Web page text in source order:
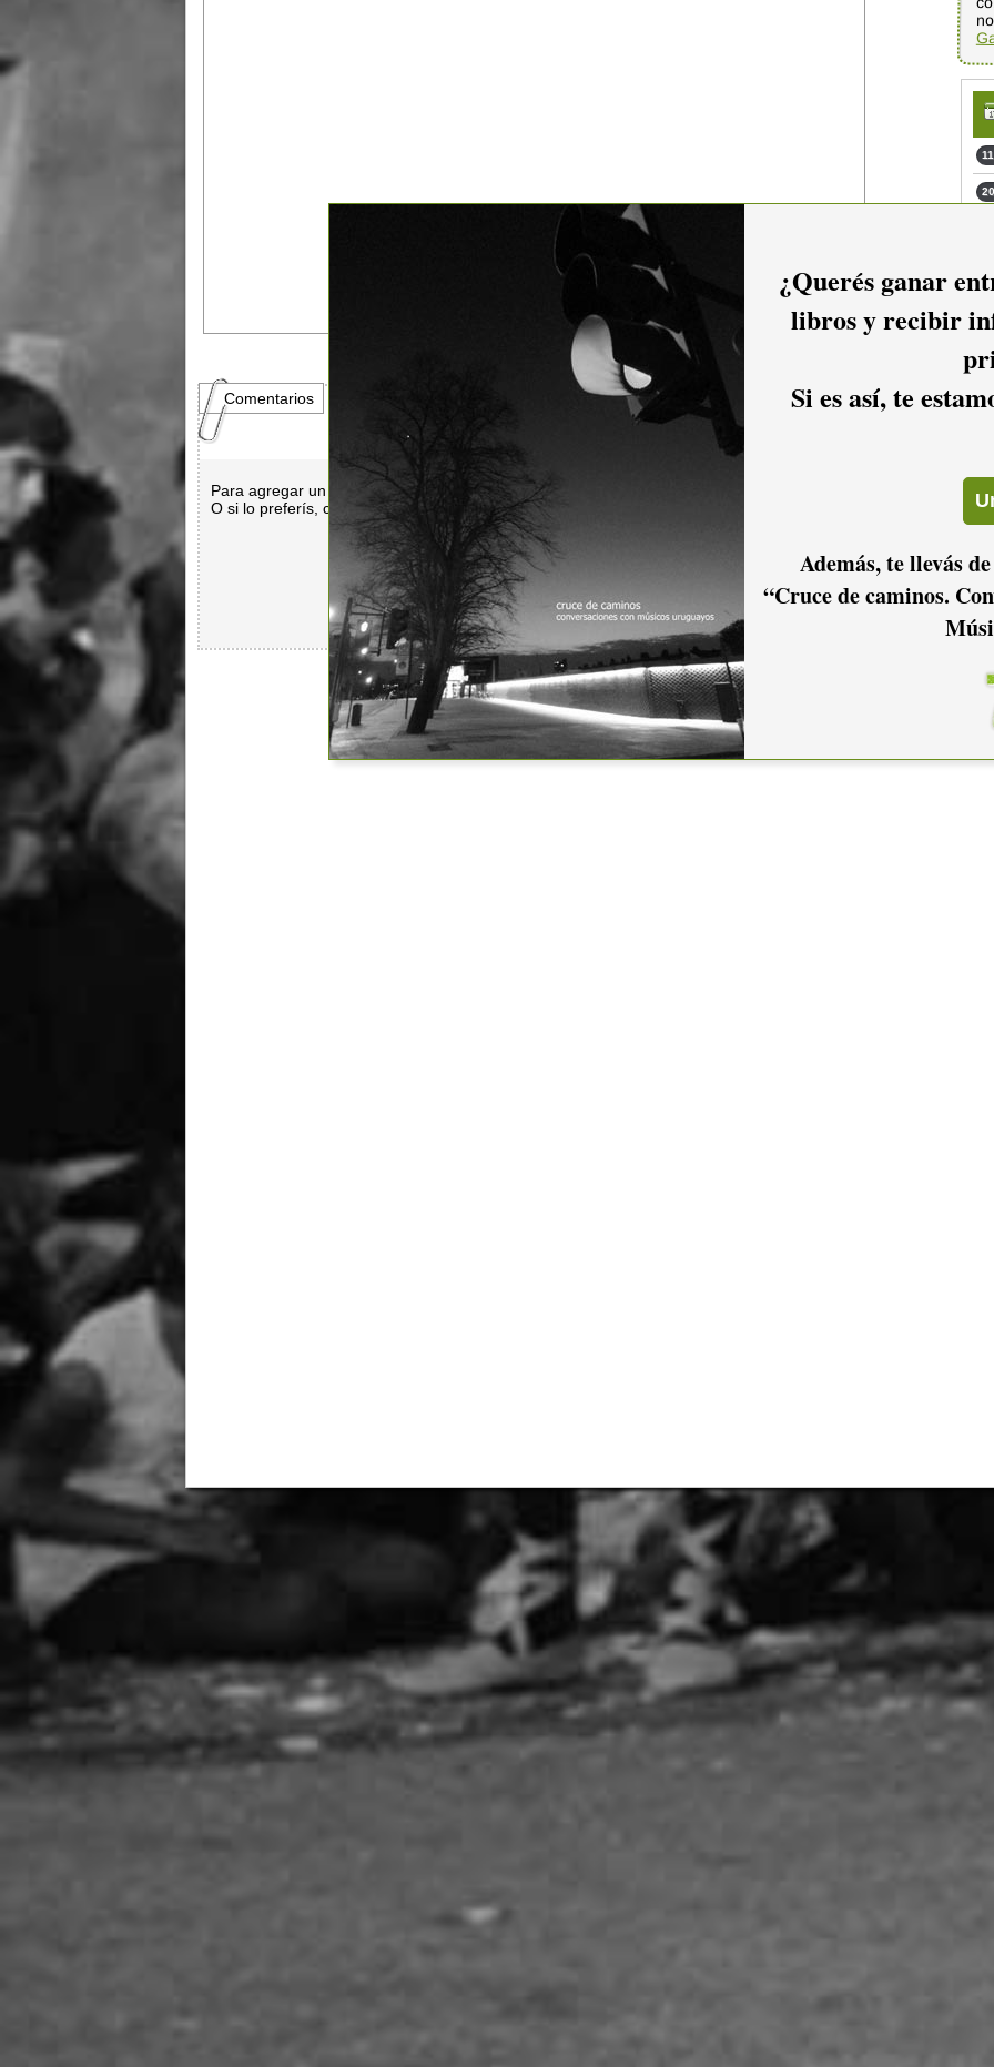
Comentarios
Para agregar un comentario es necesario hacer
O si lo preferís, con
Facebook
¿Querés ganar
libros y recibir
Si es así, te
Además, te llevás
“Cruce de caminos.